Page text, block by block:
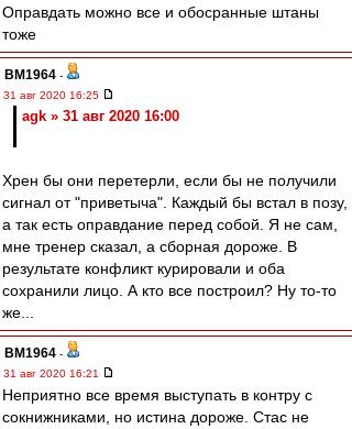
Оправдать можно все и обосранные штаны
тоже
BM1964 -
31 авг 2020 16:25
agk » 31 авг 2020 16:00
Хрен бы они перетерли, если бы не получили
сигнал от "приветыча". Каждый бы встал в позу,
а так есть оправдание перед собой. Я не сам,
мне тренер сказал, а сборная дороже. В
результате конфликт курировали и оба
сохранили лицо. А кто все построил? Ну то-то
же...
BM1964 -
31 авг 2020 16:21
Неприятно все время выступать в контру с
сокнижниками, но истина дороже. Стас не